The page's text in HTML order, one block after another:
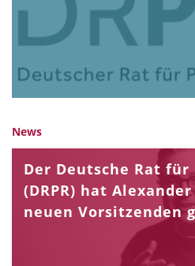
News
Der Deutsche Rat
(DRPR) hat
neuen Vorsitzenden